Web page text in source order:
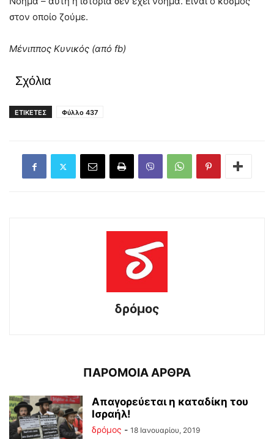
στον οποίο ζούμε.
Μένιππος Κυνικός (από fb)
Σχόλια
ΕΤΙΚΕΤΕΣ Φύλλο 437
δρόμος
ΠΑΡΟΜΟΙΑ ΑΡΘΡΑ
Απαγορεύεται η καταδίκη του
Ισραήλ!
δρόμος - 18 Ιανουαρίου, 2019